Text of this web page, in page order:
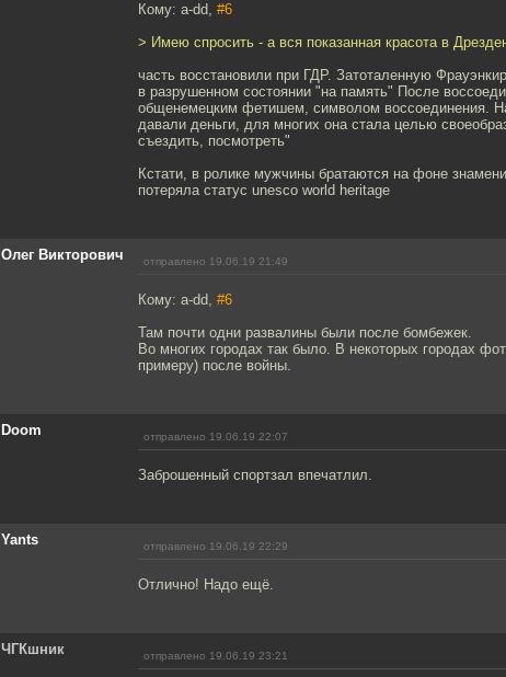
Кому: a-dd, #6
> Имею спросить - а вся показанная красота в
часть восстановили при ГДР. Затоталенную
в разрушенном состоянии "на память" После
общенемецким фетишем, символом воссоединения.
давали деньги, для многих она стала целью
съездить, посмотреть"
Кстати, в ролике мужчины братаются на фоне
потеряла статус unesco world heritage
Олег Викторович отправлено 19.06.19 21:49
Кому: a-dd, #6
Там почти одни развалины были после бомбежек.
Во многих городах так было. В некоторых городах
примеру) после войны.
Doom отправлено 19.06.19 22:07
Заброшенный спортзал впечатлил.
Yants отправлено 19.06.19 22:29
Отлично! Надо ещё.
ЧГКшник отправлено 19.06.19 23:21